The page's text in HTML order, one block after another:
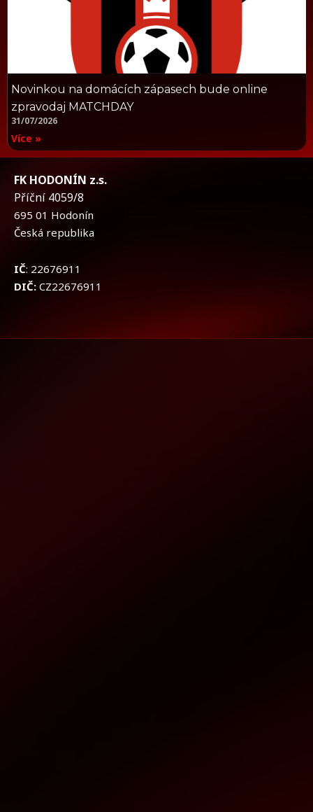
Novinkou na domácích zápasech bude online
zpravodaj MATCHDAY
31/07/2026
Více »
FK HODONÍN z.s.
Příční 4059/8
695 01 Hodonín
Česká republika
IČ: 22676911
DIČ: CZ22676911